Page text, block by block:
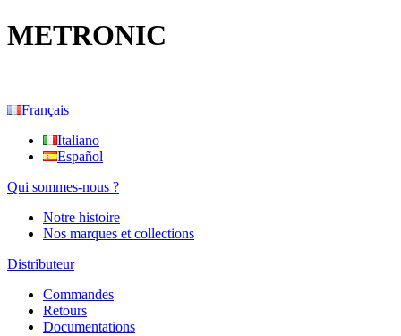
METRONIC
Français
Italiano
Español
Qui sommes-nous ?
Notre histoire
Nos marques et collections
Distributeur
Commandes
Retours
Documentations